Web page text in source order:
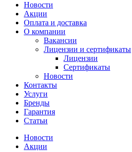
Новости
Акции
Оплата и доставка
О компании
Вакансии
Лицензии и сертификаты
Лицензии
Сертификаты
Новости
Контакты
Услуги
Бренды
Гарантия
Статьи
Новости
Акции